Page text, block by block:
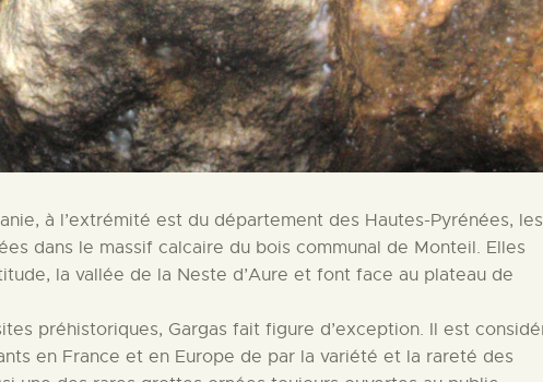
à l’extrémité est du département des Hautes-Pyrénées, les
dans le massif calcaire du bois communal de Monteil. Elles
la vallée de la Neste d’Aure et font face au plateau de
préhistoriques, Gargas fait figure d’exception. Il est
en France et en Europe de par la variété et la rareté des